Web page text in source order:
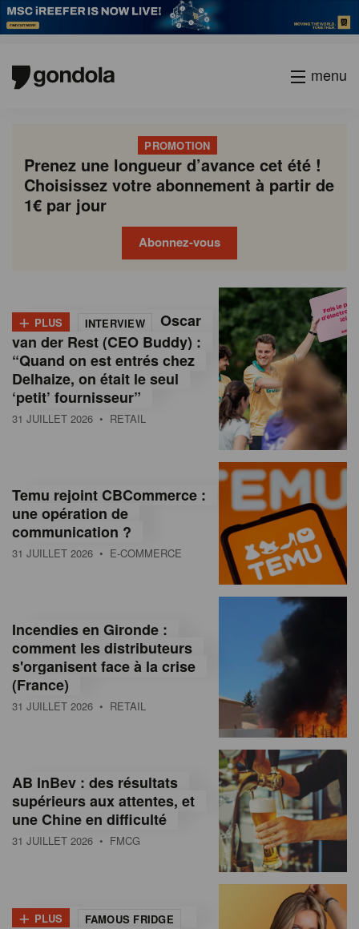
menu
PROMOTION
Prenez une longueur d’avance cet été !
Choisissez votre abonnement à partir de
1€ par jour
Abonnez-vous
o
n
d
o
M
a
g
n
e
n
o
m
+ PLUS INTERVIEW
Oscar
van der Rest (CEO Buddy) :
“Quand on est entrés chez
Delhaize, on était le seul
‘petit’ fournisseur”
31 JUILLET 2026 • RETAIL
Temu rejoint CBCommerce :
une opération de
communication ?
31 JUILLET 2026 • E-COMMERCE
Incendies en Gironde :
comment les distributeurs
s'organisent face à la crise
(France)
31 JUILLET 2026 • RETAIL
AB InBev : des résultats
supérieurs aux attentes, et
une Chine en difficulté
31 JUILLET 2026 • FMCG
+ PLUS FAMOUS FRIDGE